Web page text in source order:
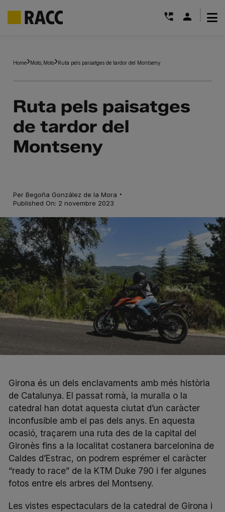
content
Home Moto Moto Ruta pels paisatges de tardor del Montseny
Ruta pels paisatges
de tardor del
Montseny
Per Begoña González de la Mora ·
Published On: 2 novembre 2023
Girona és un dels enclavaments amb més història
de Catalunya. El passat romà, la muralla o la
catedral han dotat aquesta ciutat d’un caràcter
inconfusible amb el pas dels anys. En aquesta
ocasió, traçarem una ruta des de la capital del
Gironès fins a la localitat costanera barcelonina de
Caldes d’Estrac, on podrem esprémer el caràcter
“ready to race” de la KTM Duke 790 i fer algunes
fotos entre els arbres del Montseny.
Les vistes espectaculars de la catedral de Girona i